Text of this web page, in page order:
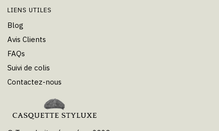
LIENS UTILES
Blog
Avis Clients
FAQs
Suivi de colis
Contactez-nous